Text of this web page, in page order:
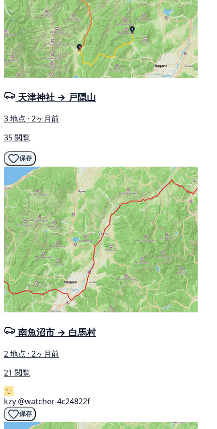
天津神社 → 戸隠山
3 地点 · 2ヶ月前
35 閲覧
保存
南魚沼市 → 白馬村
2 地点 · 2ヶ月前
21 閲覧
kzy @watcher-4c24822f
保存